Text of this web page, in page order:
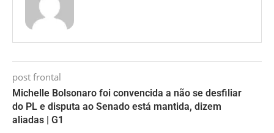
post frontal
Michelle Bolsonaro foi convencida a não se desfiliar
do PL e disputa ao Senado está mantida, dizem
aliadas | G1